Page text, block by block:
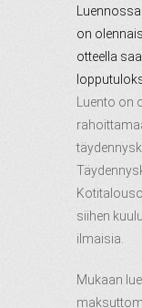
on
otteella
Luento on
siihen
ilmaisia.
Mukaan